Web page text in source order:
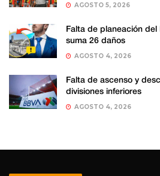
AGOSTO 5, 2026
Falta de planeación
suma 26 daños
AGOSTO 4, 2026
Falta de ascenso y
divisiones inferiores
AGOSTO 4, 2026